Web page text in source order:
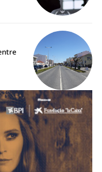
para